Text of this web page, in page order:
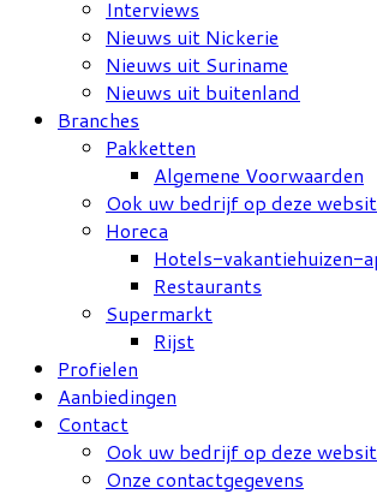
Interviews
Nieuws uit Nickerie
Nieuws uit Suriname
Nieuws uit buitenland
Branches
Pakketten
Algemene Voorwaarden
Ook uw bedrijf op deze
Horeca
Hotels-vakantiehuizen-
Restaurants
Supermarkt
Rijst
Profielen
Aanbiedingen
Contact
Ook uw bedrijf op deze
Onze contactgegevens